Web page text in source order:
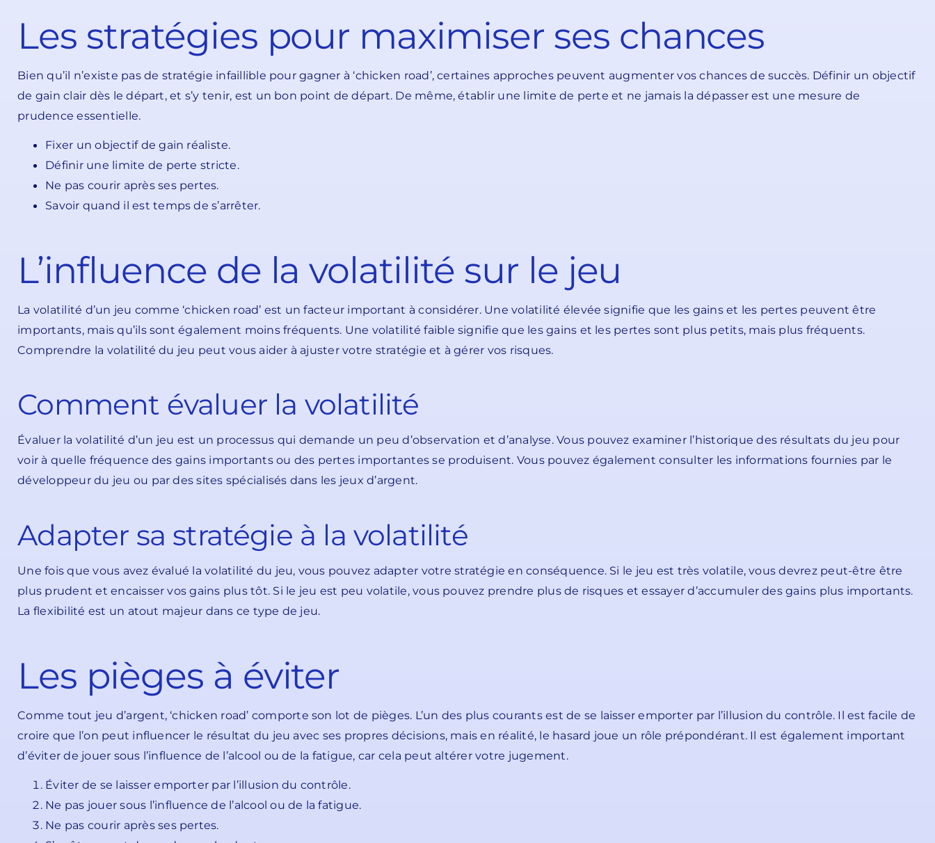
Les stratégies pour maximiser ses chances
Bien qu’il n’existe pas de stratégie infaillible pour gagner à ‘chicken road’, certaines approches peuvent augmenter vos chances de succès. Définir un objectif
de gain clair dès le départ, et s’y tenir, est un bon point de départ. De même, établir une limite de perte et ne jamais la dépasser est une mesure de
prudence essentielle.
Fixer un objectif de gain réaliste.
Définir une limite de perte stricte.
Ne pas courir après ses pertes.
Savoir quand il est temps de s’arrêter.
L’influence de la volatilité sur le jeu
La volatilité d’un jeu comme ‘chicken road’ est un facteur important à considérer. Une volatilité élevée signifie que les gains et les pertes peuvent être
importants, mais qu’ils sont également moins fréquents. Une volatilité faible signifie que les gains et les pertes sont plus petits, mais plus fréquents.
Comprendre la volatilité du jeu peut vous aider à ajuster votre stratégie et à gérer vos risques.
Comment évaluer la volatilité
Évaluer la volatilité d’un jeu est un processus qui demande un peu d’observation et d’analyse. Vous pouvez examiner l’historique des résultats du jeu pour
voir à quelle fréquence des gains importants ou des pertes importantes se produisent. Vous pouvez également consulter les informations fournies par le
développeur du jeu ou par des sites spécialisés dans les jeux d’argent.
Adapter sa stratégie à la volatilité
Une fois que vous avez évalué la volatilité du jeu, vous pouvez adapter votre stratégie en conséquence. Si le jeu est très volatile, vous devrez peut-être être
plus prudent et encaisser vos gains plus tôt. Si le jeu est peu volatile, vous pouvez prendre plus de risques et essayer d’accumuler des gains plus importants.
La flexibilité est un atout majeur dans ce type de jeu.
Les pièges à éviter
Comme tout jeu d’argent, ‘chicken road’ comporte son lot de pièges. L’un des plus courants est de se laisser emporter par l’illusion du contrôle. Il est facile de
croire que l’on peut influencer le résultat du jeu avec ses propres décisions, mais en réalité, le hasard joue un rôle prépondérant. Il est également important
d’éviter de jouer sous l’influence de l’alcool ou de la fatigue, car cela peut altérer votre jugement.
Éviter de se laisser emporter par l’illusion du contrôle.
Ne pas jouer sous l’influence de l’alcool ou de la fatigue.
Ne pas courir après ses pertes.